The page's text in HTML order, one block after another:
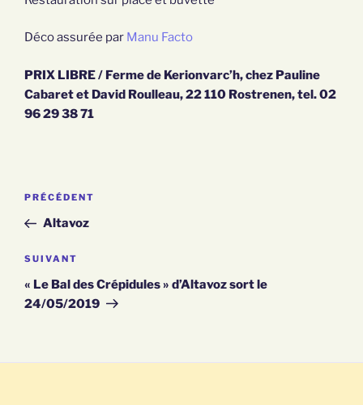
Déco assurée par Manu Facto
PRIX LIBRE / Ferme de Kerionvarc’h, chez Pauline
Cabaret et David Roulleau, 22 110 Rostrenen, tel. 02
96 29 38 71
NAVIGATION
DE
L’ARTICLE
Article
précédent
PRÉCÉDENT
Altavoz
Article
suivant
SUIVANT
« Le Bal des Crépidules » d’Altavoz sort le
24/05/2019